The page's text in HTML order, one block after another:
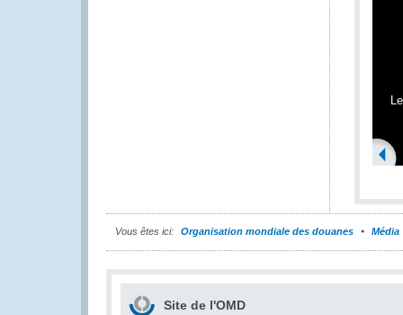
Vous êtes ici: Organisation mondiale des douanes Média
Site de l'OMD